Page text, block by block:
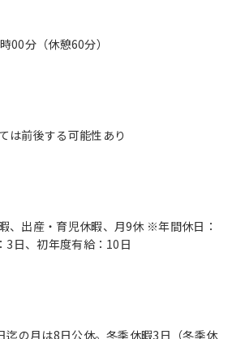
00分（休憩60分）
、出産・育児休暇、月9休 ※年間休日：
3日、初年度有給：10日
の月は8日公休。冬季休暇3日（冬季休